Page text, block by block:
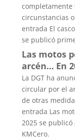
completamente
circunstancias
entrada El
se publicó
Las motos
arcén… En
La DGT ha
circular por el
de otras
entrada Las
2025 se
KMCero.